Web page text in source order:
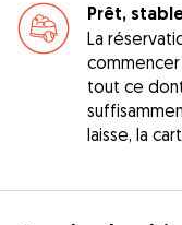
Prêt,
La
tout ce
laisse, la